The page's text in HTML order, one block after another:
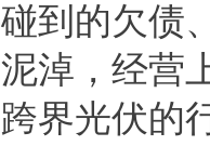
到的欠债
淖，经营
界光伏的